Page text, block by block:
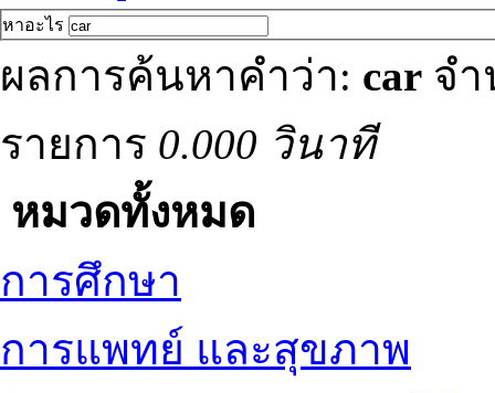
หาอะไร
ผลการค้นหาคำว่า: car จำ
รายการ 0.000 วินาที
หมวดทั้งหมด
การศึกษา
การแพทย์ และสุขภาพ